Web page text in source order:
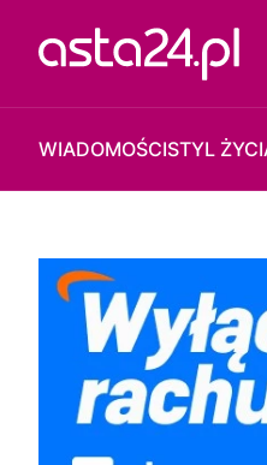
WIADOMOŚCISTYL